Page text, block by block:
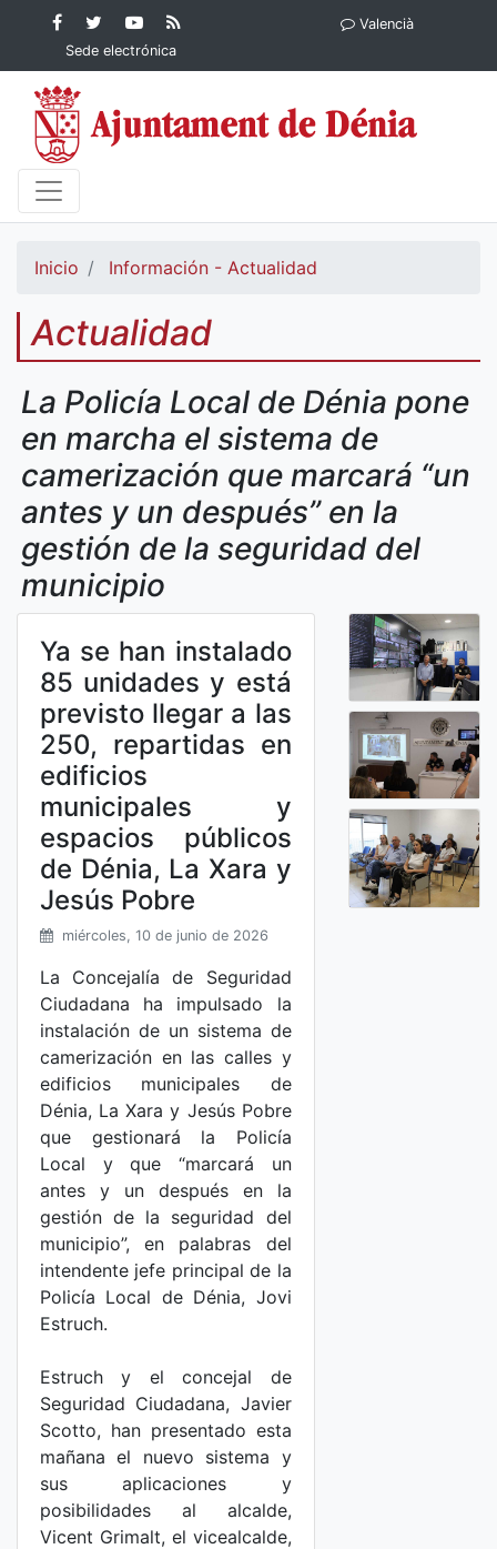
Contenido principalFacebook
Ayuntamiento de
Dénia
Ayuntamiento
de Dénia
YouTube
Ayuntamiento
de Dénia
Ayuntamiento
Sede electrónica
Valencià
Inicio Información - Actualidad
Actualidad
La Policía Local de Dénia pone
en marcha el sistema de
camerización que marcará “un
antes y un después” en la
gestión de la seguridad del
municipio
Ya se han instalado
85 unidades y está
previsto llegar a las
250, repartidas en
edificios
municipales y
espacios públicos
de Dénia, La Xara y
Jesús Pobre
miércoles, 10 de junio de 2026
La Concejalía de Seguridad
Ciudadana ha impulsado la
instalación de un sistema de
camerización en las calles y
edificios municipales de
Dénia, La Xara y Jesús Pobre
que gestionará la Policía
Local y que “marcará un
antes y un después en la
gestión de la seguridad del
municipio”, en palabras del
intendente jefe principal de la
Policía Local de Dénia, Jovi
Estruch.
Estruch y el concejal de
Seguridad Ciudadana, Javier
Scotto, han presentado esta
mañana el nuevo sistema y
sus aplicaciones y
posibilidades al alcalde,
Vicent Grimalt, el vicealcalde,